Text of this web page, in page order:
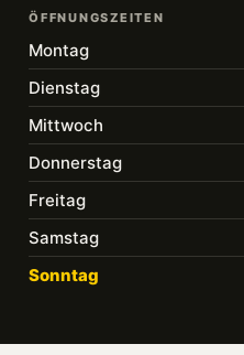
ÖFFNUNGSZEITEN
Montag
Dienstag
Mittwoch
Donnerstag
Freitag
Samstag
Sonntag